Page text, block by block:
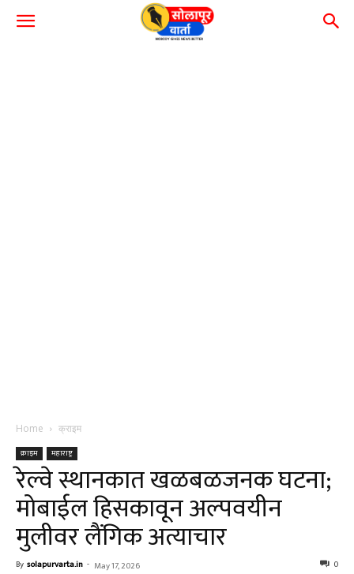
Home क्राइम
क्राइम महाराष्ट्र
रेल्वे स्थानकात खळबळजनक घटना;
मोबाईल हिसकावून अल्पवयीन
मुलीवर लैंगिक अत्याचार
By solapurvarta.in - May 17, 2026 0